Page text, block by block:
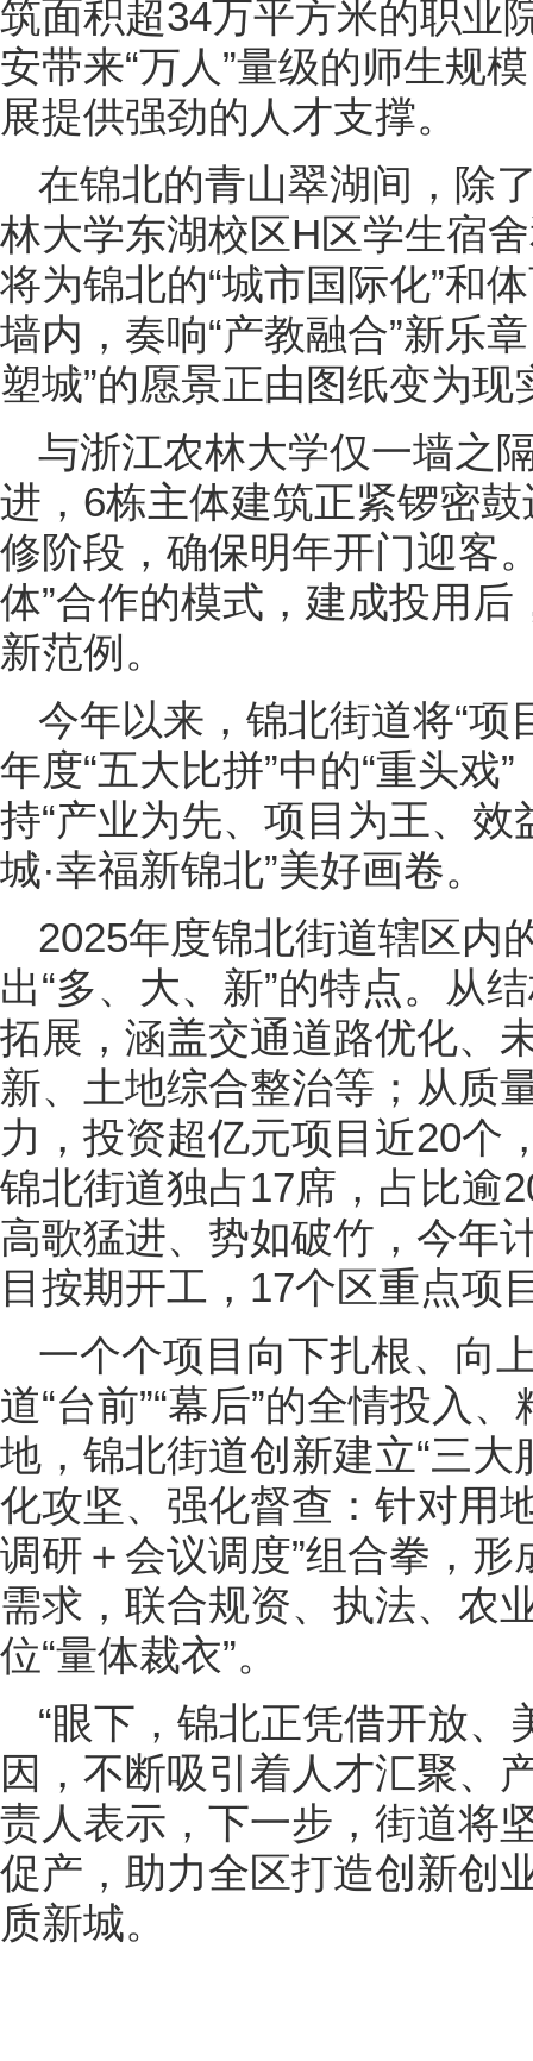
筑面积超34万平方米的职业
安带来“万人”量级的师生规
展提供强劲的人才支撑。
在锦北的青山翠湖间，除
林大学东湖校区H区学生宿
将为锦北的“城市国际化”和
墙内，奏响“产教融合”新乐
塑城”的愿景正由图纸变为现
与浙江农林大学仅一墙之
进，6栋主体建筑正紧锣密
修阶段，确保明年开门迎客
体”合作的模式，建成投用
新范例。
今年以来，锦北街道将“项
年度“五大比拼”中的“重头戏
持“产业为先、项目为王、效
城·幸福新锦北”美好画卷。
2025年度锦北街道辖区内
出“多、大、新”的特点。从
拓展，涵盖交通道路优化、
新、土地综合整治等；从质
力，投资超亿元项目近20个
锦北街道独占17席，占比逾
高歌猛进、势如破竹，今年
目按期开工，17个区重点项
一个个项目向下扎根、向
道“台前”“幕后”的全情投入
地，锦北街道创新建立“三
化攻坚、强化督查：针对用
调研＋会议调度”组合拳，
需求，联合规资、执法、农
位“量体裁衣”。
“眼下，锦北正凭借开放
因，不断吸引着人才汇聚、
责人表示，下一步，街道将
促产，助力全区打造创新创
质新城。